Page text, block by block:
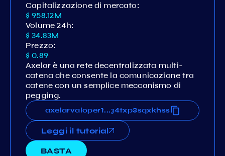
Capitalizzazione di mercato:
$ 958.12M
Volume 24h:
$ 34.83M
Prezzo:
$ 0.89
Axelar è una rete decentralizzata multi-
catena che consente la comunicazione tra
catene con un semplice meccanismo di
pegging.
...
Leggi il tutorial
BASTA